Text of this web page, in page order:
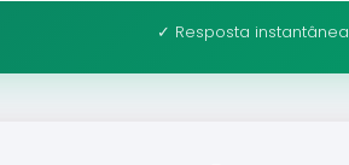
✓ Resposta instantânea